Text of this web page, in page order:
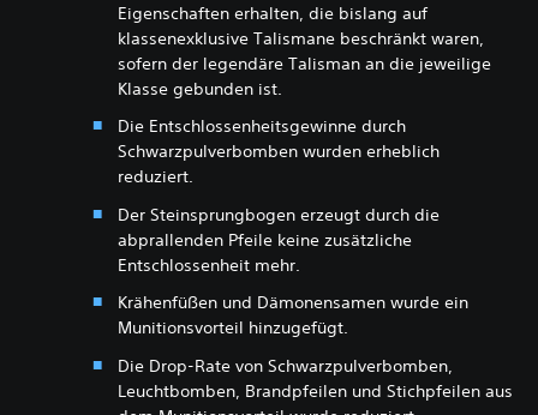
Eigenschaften erhalten, die bislang auf
klassenexklusive Talismane beschränkt waren,
sofern der legendäre Talisman an die jeweilige
Klasse gebunden ist.
Die Entschlossenheitsgewinne durch
Schwarzpulverbomben wurden erheblich
reduziert.
Der Steinsprungbogen erzeugt durch die
abprallenden Pfeile keine zusätzliche
Entschlossenheit mehr.
Krähenfüßen und Dämonensamen wurde ein
Munitionsvorteil hinzugefügt.
Die Drop-Rate von Schwarzpulverbomben,
Leuchtbomben, Brandpfeilen und Stichpfeilen aus